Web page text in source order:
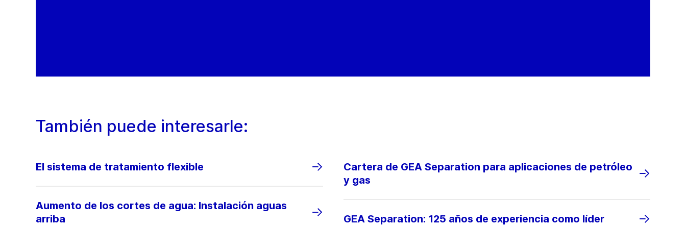
También puede interesarle:
El sistema de tratamiento flexible
Aumento de los cortes de agua: Instalación aguas
arriba
Cartera de GEA Separation para aplicaciones de petróleo
y gas
GEA Separation: 125 años de experiencia como líder